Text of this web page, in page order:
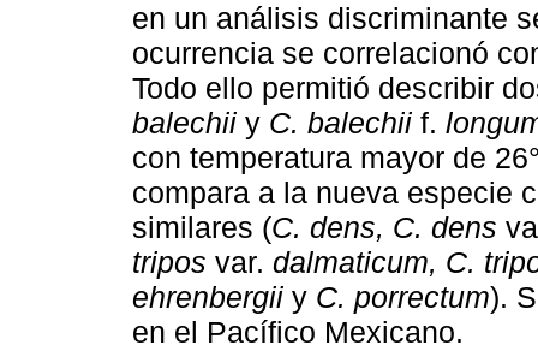
en un análisis discriminante
ocurrencia se correlacionó
Todo ello permitió describir
balechii y C. balechii f.
con temperatura mayor de
compara a la nueva especie
similares (C. dens, C. dens
tripos var. dalmaticum, C.
ehrenbergii y C. porrectum).
en el Pacífico Mexicano.